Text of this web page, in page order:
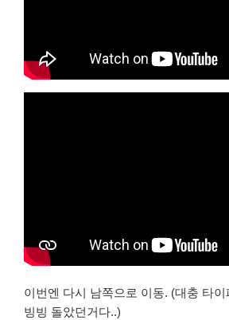
이번엔 다시 남쪽으로 이동. (대충 타
빙빙 돌았던거다..)